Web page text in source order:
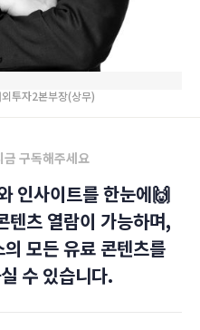
투자2본부장(상무)
구독해주세요
인사이트를 한눈에🙌
텐츠 열람이 가능하며,
모든 유료 콘텐츠를
수 있습니다.